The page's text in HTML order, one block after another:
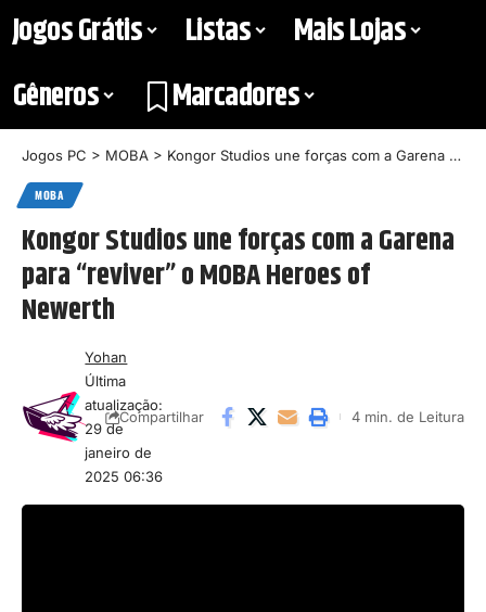
Jogos Grátis
Listas
Mais Lojas
Gêneros
Marcadores
Jogos PC > MOBA > Kongor Studios une forças com a Garena para “reviver” o MOBA Heroes of Newerth
MOBA
Kongor Studios une forças com a Garena
para “reviver” o MOBA Heroes of
Newerth
Última
atualização:
29 de
janeiro de
2025 06:36
Yohan
Compartilhar 4 min. de Leitura